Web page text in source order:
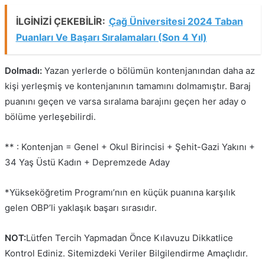
İLGİNİZİ ÇEKEBİLİR: Çağ Üniversitesi 2024 Taban
Puanları Ve Başarı Sıralamaları (Son 4 Yıl)
Dolmadı:Yazan yerlerde o bölümün kontenjanından daha az
kişi yerleşmiş ve kontenjanının tamamını dolmamıştır. Baraj
puanını geçen ve varsa sıralama barajını geçen her aday o
bölüme yerleşebilirdi.
** : Kontenjan = Genel + Okul Birincisi + Şehit-Gazi Yakını +
34 Yaş Üstü Kadın + Depremzede Aday
*Yükseköğretim Programı’nın en küçük puanına karşılık
gelen OBP’li yaklaşık başarı sırasıdır.
NOT:Lütfen Tercih Yapmadan Önce Kılavuzu Dikkatlice
Kontrol Ediniz. Sitemizdeki Veriler Bilgilendirme Amaçlıdır.